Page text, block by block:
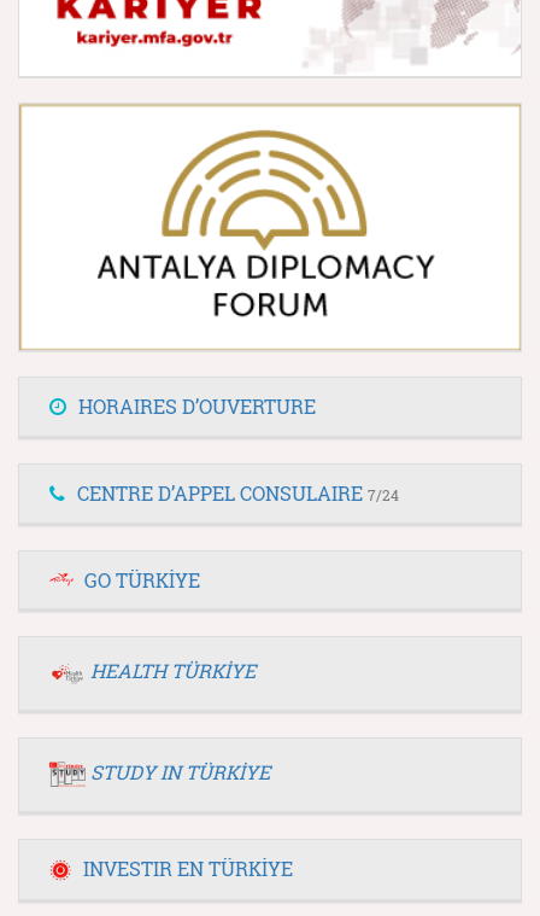
HORAIRES D’OUVERTURE
CENTRE D’APPEL CONSULAIRE 7/24
GO TÜRKİYE
HEALTH TÜRKİYE
STUDY IN TÜRKİYE
INVESTIR EN TÜRKİYE